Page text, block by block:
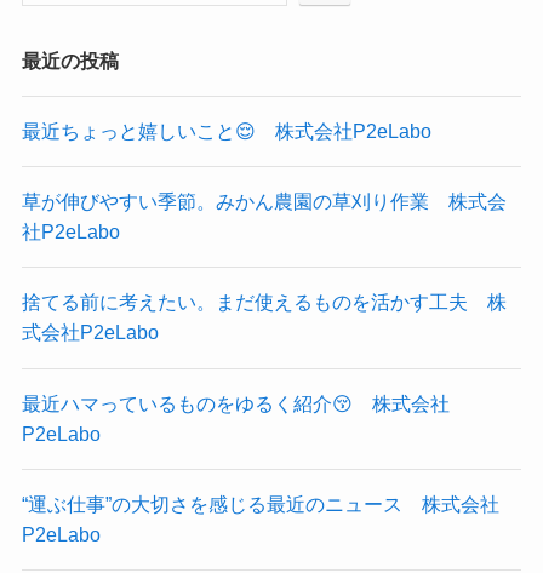
最近の投稿
最近ちょっと嬉しいこと😌 株式会社P2eLabo
草が伸びやすい季節。みかん農園の草刈り作業 株式会
社P2eLabo
捨てる前に考えたい。まだ使えるものを活かす工夫 株
式会社P2eLabo
最近ハマっているものをゆるく紹介😚 株式会社
P2eLabo
“運ぶ仕事”の大切さを感じる最近のニュース 株式会社
P2eLabo